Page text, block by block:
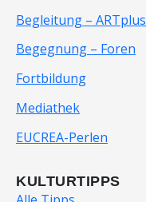
Begleitung – ARTplus
Begegnung – Foren
Fortbildung
Mediathek
EUCREA-Perlen
KULTURTIPPS